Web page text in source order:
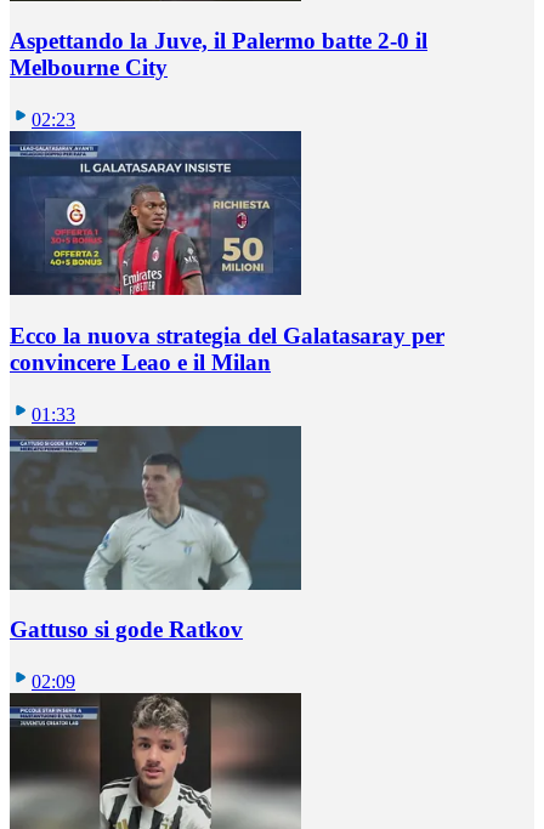
Aspettando la Juve, il Palermo batte 2-0 il
Melbourne City
02:23
Ecco la nuova strategia del Galatasaray per
convincere Leao e il Milan
01:33
Gattuso si gode Ratkov
02:09